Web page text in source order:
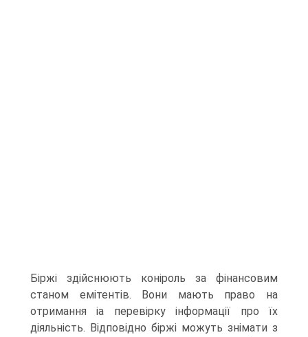
Біржі здійснюють коніроль за фінансовим
станом емітентів. Вони мають право на
отримання іа перевірку інформації про їх
діяльність. Відповідно біржі можуть знімати з